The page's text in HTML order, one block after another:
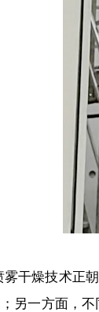
燥技术正朝
另一方面，